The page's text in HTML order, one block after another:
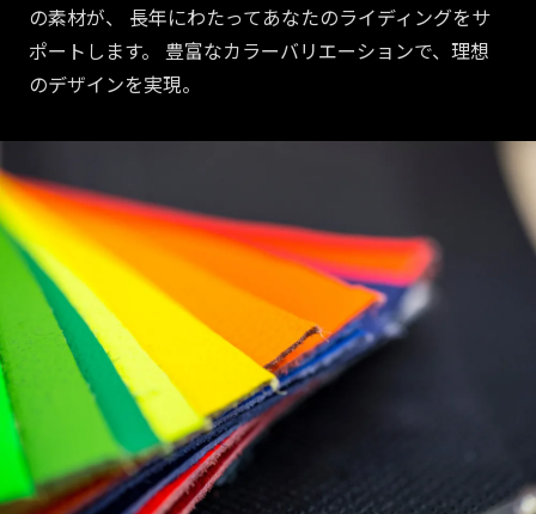
の素材が、 長年にわたってあなたのライディングをサ
ポートします。 豊富なカラーバリエーションで、理想
のデザインを実現。